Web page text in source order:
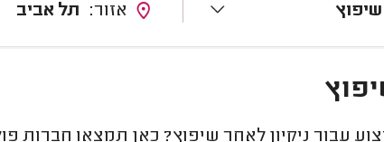
שיפוץ תל אביב
עבור ניקיון לאחר שיפוץ? כאן תמצאו חברות